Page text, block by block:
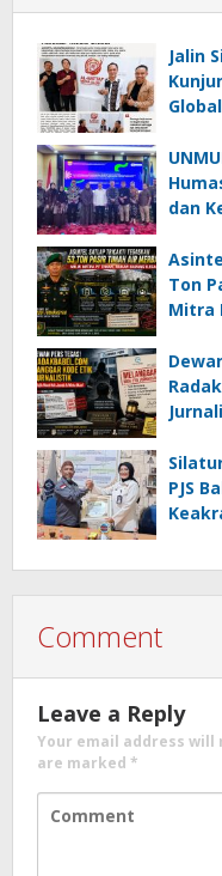
Jalin
Global
dan
Ton
Mitra
PJS Babel
Comment
Leave a Reply
Your email address will
are marked *